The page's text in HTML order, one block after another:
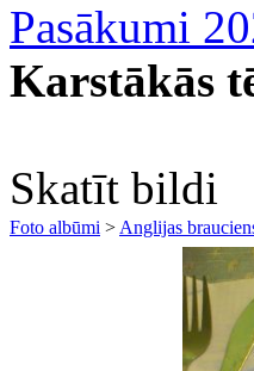
Pasākumi
Karstākās
Skatīt bildi
Foto albūmi > Anglijas